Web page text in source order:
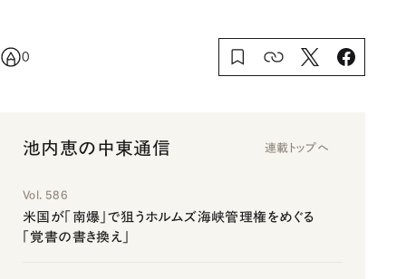
0
池内恵の中東通信 連載トップへ
Vol. 586
米国が「南爆」で狙うホルムズ海峡管理権をめぐる
「覚書の書き換え」